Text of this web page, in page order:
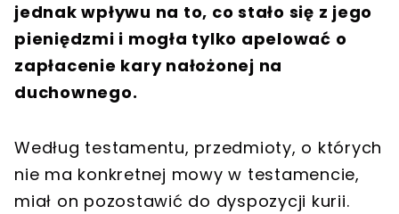
jednak wpływu na to, co stało się z jego
pieniędzmi i mogła tylko apelować o
zapłacenie kary nałożonej na
duchownego.
Według testamentu, przedmioty, o których
nie ma konkretnej mowy w testamencie,
miał on pozostawić do dyspozycji kurii.